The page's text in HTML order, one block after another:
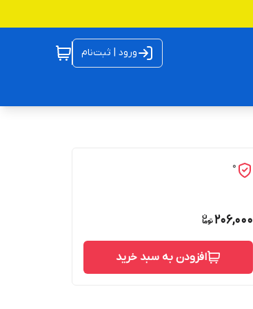
ورود | ثبت‌نام
0
206,000
افزودن به سبد خرید